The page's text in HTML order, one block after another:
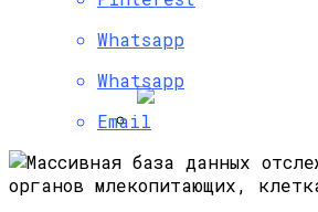
К Началу Зимы 2015-
С Космодрома
Два Запуска
На Урале Изобрели
Лечения Депрессии
Whatsapp
Whatsapp
Email